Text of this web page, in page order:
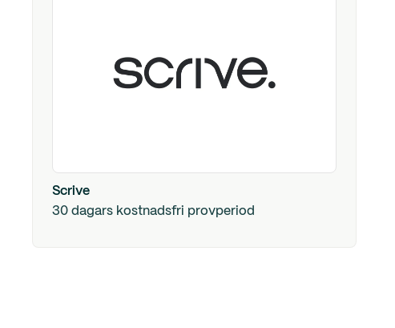
Scrive
30 dagars kostnadsfri provperiod